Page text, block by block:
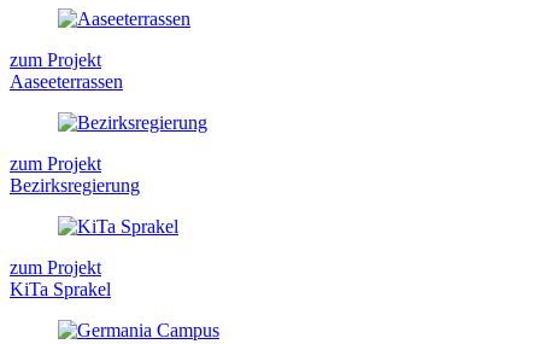
zum Projekt
Aaseeterrassen
zum Projekt
Bezirksregierung
zum Projekt
KiTa Sprakel